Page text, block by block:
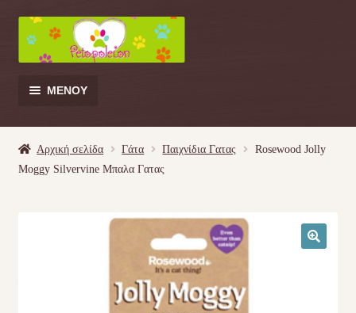
Απευθείας
μετάβαση
στην
πλοήγηση
Μετάβαση
σε
περιεχόμενο
ΜΕΝΟΎ
Αρχική σελίδα Γάτα Παιχνίδια Γατας
Rosewood Jolly
Moggy Silvervine Μπαλα Γατας